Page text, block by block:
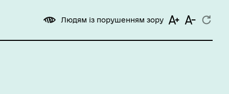
Людям із порушенням зору